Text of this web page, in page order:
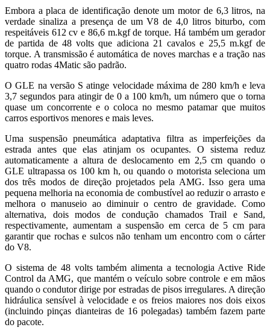
Embora a placa de identificação denote um motor de 6,3 litros, na
verdade sinaliza a presença de um V8 de 4,0 litros biturbo, com
respeitáveis 612 cv e 86,6 m.kgf de torque. Há também um gerador
de partida de 48 volts que adiciona 21 cavalos e 25,5 m.kgf de
torque. A transmissão é automática de noves marchas e a tração nas
quatro rodas 4Matic são padrão.
O GLE na versão S atinge velocidade máxima de 280 km/h e leva
3,7 segundos para atingir de 0 a 100 km/h, um número que o torna
quase um concorrente e o coloca no mesmo patamar que muitos
carros esportivos menores e mais leves.
Uma suspensão pneumática adaptativa filtra as imperfeições da
estrada antes que elas atinjam os ocupantes. O sistema reduz
automaticamente a altura de deslocamento em 2,5 cm quando o
GLE ultrapassa os 100 km h, ou quando o motorista seleciona um
dos três modos de direção projetados pela AMG. Isso gera uma
pequena melhoria na economia de combustível ao reduzir o arrasto e
melhora o manuseio ao diminuir o centro de gravidade. Como
alternativa, dois modos de condução chamados Trail e Sand,
respectivamente, aumentam a suspensão em cerca de 5 cm para
garantir que rochas e sulcos não tenham um encontro com o cárter
do V8.
O sistema de 48 volts também alimenta a tecnologia Active Ride
Control da AMG, que mantém o veículo sobre controle e em mãos
quando o condutor dirige por estradas de pisos irregulares. A direção
hidráulica sensível à velocidade e os freios maiores nos dois eixos
(incluindo pinças dianteiras de 16 polegadas) também fazem parte
do pacote.